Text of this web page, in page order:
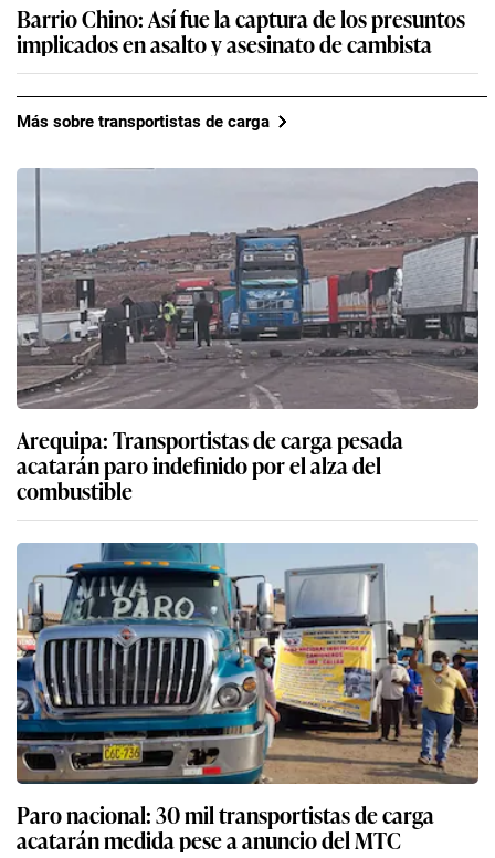
Barrio Chino: Así fue la captura de los presuntos
implicados en asalto y asesinato de cambista
Más sobre transportistas de carga
Arequipa: Transportistas de carga pesada
acatarán paro indefinido por el alza del
combustible
Paro nacional: 30 mil transportistas de carga
acatarán medida pese a anuncio del MTC